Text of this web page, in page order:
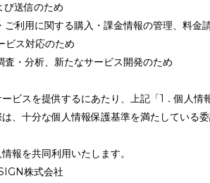
び送信のため
ご利用に関する購入・課金情報の管理、料金
ビス対応のため
・分析、新たなサービス開発のため
ビスを提供するにあたり、上記「1．個人
、十分な個人情報保護基準を満たしている
報を共同利用いたします。
株式会社